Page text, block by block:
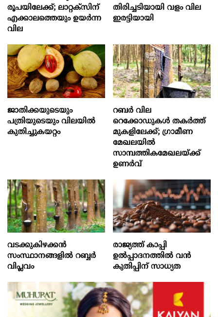
രൂപയിലേക്ക്; ലാറ്റക്സിന്
എക്കാലത്തെയും ഉയർന്ന
വില
തിരിച്ചടിയായി വളം വില
ഇരട്ടിയായി
ജാതിക്കയുടെയും
പത്രിയുടെയും വിലയില്‍
കുതിച്ചുകയറ്റം
റബര്‍ വില
റെക്കോഡുകള്‍ തകര്‍ത്ത്
മുകളിലേക്ക്; ഗ്രാമീണ
മേഖലയില്‍
സാമ്പത്തികമേഖലയ്ക്ക്
ഉണര്‍വ്
വടക്കുകിഴക്കൻ
സംസ്ഥാനങ്ങളില്‍ റബ്ബര്‍
വിപ്ലവം
രാജ്യത്ത് കാപ്പി
ഉല്‍പ്പാദനത്തില്‍ വന്‍
കുതിപ്പിന് സാധ്യത